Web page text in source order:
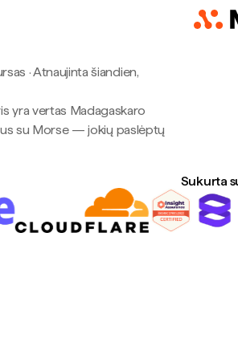
·Atnaujinta šiandien,
yra vertas Madagaskaro
su Morse — jokių paslėptų
Sukurta